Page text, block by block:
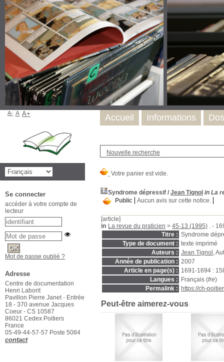
Nouvelle recherche
Syndrome dépressif / Jean Tignol in La
Public
Aucun avis sur cette notice.
[article]
in La revue du praticien > 45-13 (1995) . -
Titre : Syndrome
Type de document : texte imprimé
Auteurs : Jean Tignol ,
Année de publication : 2007
Article en page(s) : 1691-1694 :
Langues :
Français (fre)
Permalink :
https://ch-
Peut-être aimerez-vous
Accueil Informations
A- A A+
Se connecter
accéder à votre compte de
lecteur
Mot de passe oublié ?
Adresse
Centre de documentation
Henri Laborit
Pavillon Pierre Janet - Entrée
18 - 370 avenue Jacques
Coeur - CS 10587
86021 Cedex Poitiers
France
05-49-44-57-57 Poste 5084
contact